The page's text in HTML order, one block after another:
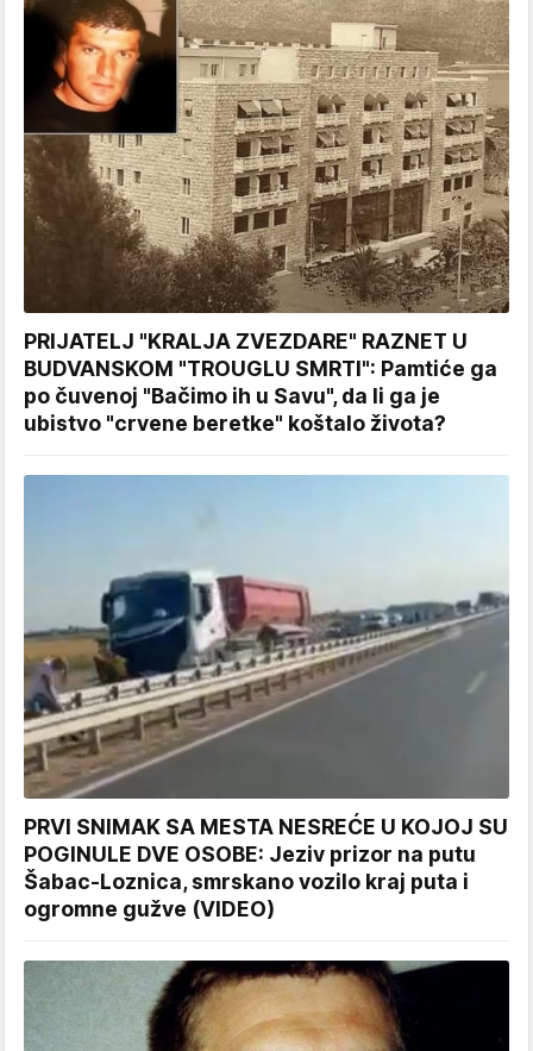
PRIJATELJ "KRALJA ZVEZDARE" RAZNET U
BUDVANSKOM "TROUGLU SMRTI": Pamtiće ga
po čuvenoj "Bačimo ih u Savu", da li ga je
ubistvo "crvene beretke" koštalo života?
PRVI SNIMAK SA MESTA NESREĆE U KOJOJ SU
POGINULE DVE OSOBE: Jeziv prizor na putu
Šabac-Loznica, smrskano vozilo kraj puta i
ogromne gužve (VIDEO)